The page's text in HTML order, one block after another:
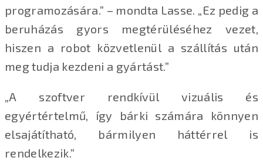
programozására.” – mondta Lasse. „Ez pedig a
beruházás gyors megtérüléséhez vezet,
hiszen a robot közvetlenül a szállítás után
meg tudja kezdeni a gyártást.”
„A szoftver rendkívül vizuális és
egyértértelmű, így bárki számára könnyen
elsajátítható, bármilyen háttérrel is
rendelkezik.”